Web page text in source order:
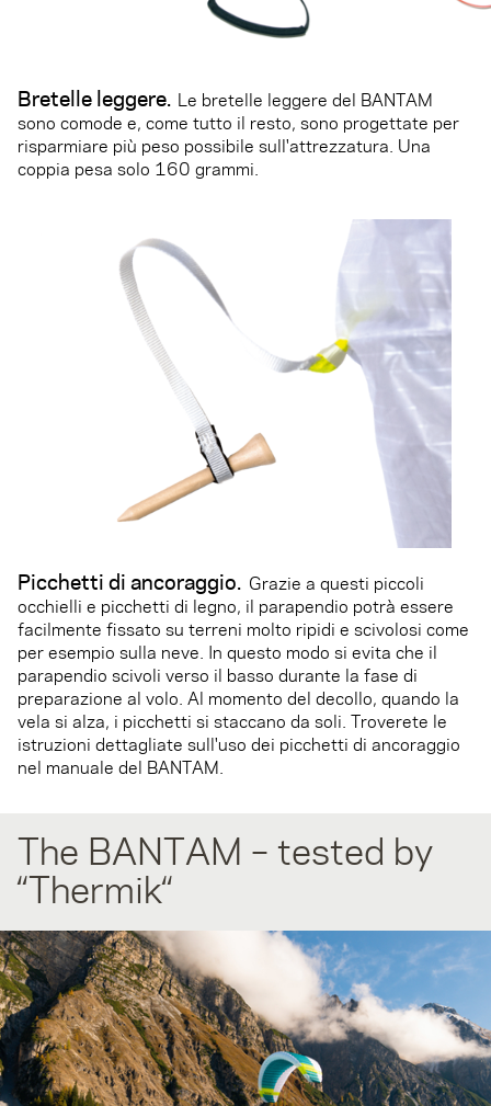
Bretelle leggere. Le bretelle leggere del BANTAM
sono comode e, come tutto il resto, sono progettate per
risparmiare più peso possibile sull'attrezzatura. Una
coppia pesa solo 160 grammi.
Picchetti di ancoraggio. Grazie a questi piccoli
occhielli e picchetti di legno, il parapendio potrà essere
facilmente fissato su terreni molto ripidi e scivolosi come
per esempio sulla neve. In questo modo si evita che il
parapendio scivoli verso il basso durante la fase di
preparazione al volo. Al momento del decollo, quando la
vela si alza, i picchetti si staccano da soli. Troverete le
istruzioni dettagliate sull'uso dei picchetti di ancoraggio
nel manuale del BANTAM.
The BANTAM – tested by
“Thermik“